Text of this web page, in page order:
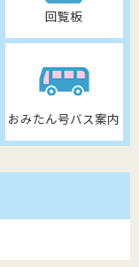
回覧板
おみたん号バス案内